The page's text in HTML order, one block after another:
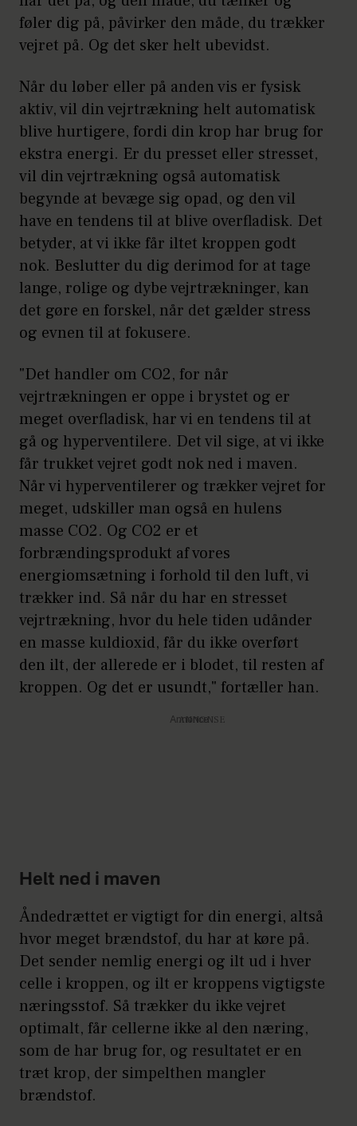
føler dig på, påvirker den måde, du trækker
vejret på. Og det sker helt ubevidst.
Når du løber eller på anden vis er fysisk
aktiv, vil din vejrtrækning helt automatisk
blive hurtigere, fordi din krop har brug for
ekstra energi. Er du presset eller stresset,
vil din vejrtrækning også automatisk
begynde at bevæge sig opad, og den vil
have en tendens til at blive overfladisk. Det
betyder, at vi ikke får iltet kroppen godt
nok. Beslutter du dig derimod for at tage
lange, rolige og dybe vejrtrækninger, kan
det gøre en forskel, når det gælder stress
og evnen til at fokusere.
"Det handler om CO2, for når
vejrtrækningen er oppe i brystet og er
meget overfladisk, har vi en tendens til at
gå og hyperventilere. Det vil sige, at vi ikke
får trukket vejret godt nok ned i maven.
Når vi hyperventilerer og trækker vejret for
meget, udskiller man også en hulens
masse CO2. Og CO2 er et
forbrændingsprodukt af vores
energiomsætning i forhold til den luft, vi
trækker ind. Så når du har en stresset
vejrtrækning, hvor du hele tiden udånder
en masse kuldioxid, får du ikke overført
den ilt, der allerede er i blodet, til resten af
kroppen. Og det er usundt," fortæller han.
Annonce
Helt ned i maven
Åndedrættet er vigtigt for din energi, altså
hvor meget brændstof, du har at køre på.
Det sender nemlig energi og ilt ud i hver
celle i kroppen, og ilt er kroppens vigtigste
næringsstof. Så trækker du ikke vejret
optimalt, får cellerne ikke al den næring,
som de har brug for, og resultatet er en
træt krop, der simpelthen mangler
brændstof.